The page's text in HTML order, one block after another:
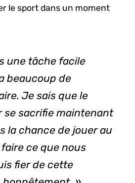
le sport dans un moment
une tâche facile
beaucoup de
Je sais que le
se sacrifie maintenant
la chance de jouer au
ce que nous
fier de cette